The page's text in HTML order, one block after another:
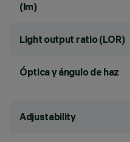
(lm)
Light output ratio (LOR)
Óptica y ángulo de haz
Adjustability